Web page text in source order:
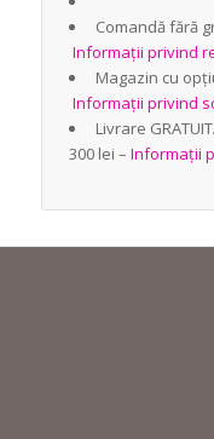
Comandă fără
Informații privind
Magazin cu
Informații privind
Livrare
300 lei – Informații